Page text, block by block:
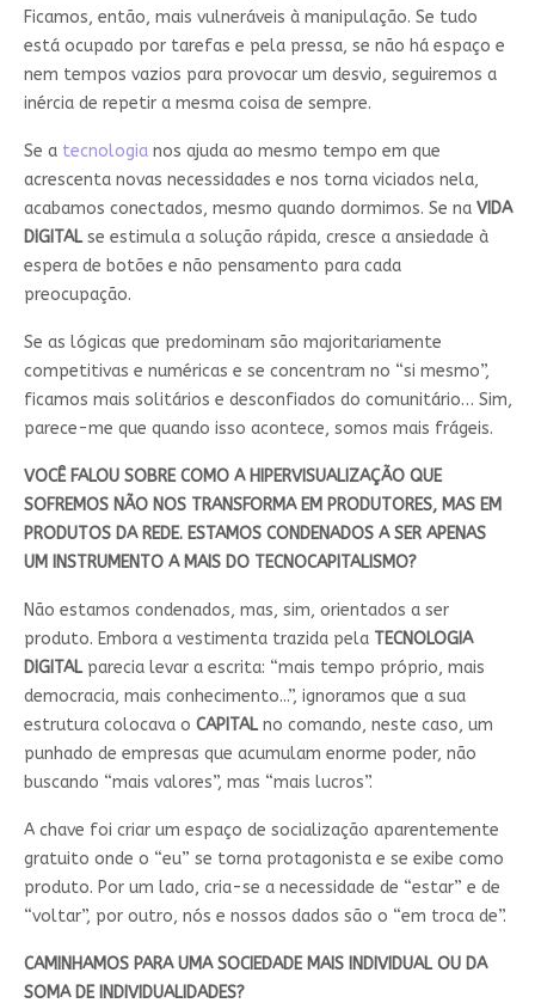
Ficamos, então, mais vulneráveis à manipulação. Se tudo
está ocupado por tarefas e pela pressa, se não há espaço e
nem tempos vazios para provocar um desvio, seguiremos a
inércia de repetir a mesma coisa de sempre.
Se a tecnologianos ajuda ao mesmo tempo em que
acrescenta novas necessidades e nos torna viciados nela,
acabamos conectados, mesmo quando dormimos. Se na VIDA
DIGITALse estimula a solução rápida, cresce a ansiedade à
espera de botões e não pensamento para cada
preocupação.
Se as lógicas que predominam são majoritariamente
competitivas e numéricas e se concentram no “si mesmo”,
ficamos mais solitários e desconfiados do comunitário… Sim,
parece-me que quando isso acontece, somos mais frágeis.
VOCÊ FALOU SOBRE COMO A HIPERVISUALIZAÇÃO QUE
SOFREMOS NÃO NOS TRANSFORMA EM PRODUTORES, MAS EM
PRODUTOS DA REDE. ESTAMOS CONDENADOS A SER APENAS
UM INSTRUMENTO A MAIS DO TECNOCAPITALISMO?
Não estamos condenados, mas, sim, orientados a ser
produto. Embora a vestimenta trazida pela TECNOLOGIA
DIGITALparecia levar a escrita: “mais tempo próprio, mais
democracia, mais conhecimento...”, ignoramos que a sua
estrutura colocava o CAPITALno comando, neste caso, um
punhado de empresas que acumulam enorme poder, não
buscando “mais valores”, mas “mais lucros”.
A chave foi criar um espaço de socialização aparentemente
gratuito onde o “eu” se torna protagonista e se exibe como
produto. Por um lado, cria-se a necessidade de “estar” e de
“voltar”, por outro, nós e nossos dados são o “em troca de”.
CAMINHAMOS PARA UMA SOCIEDADE MAIS INDIVIDUAL OU DA
SOMA DE INDIVIDUALIDADES?